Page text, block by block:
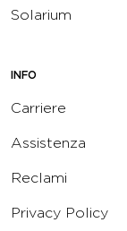
Solarium
INFO
Carriere
Assistenza
Reclami
Privacy Policy